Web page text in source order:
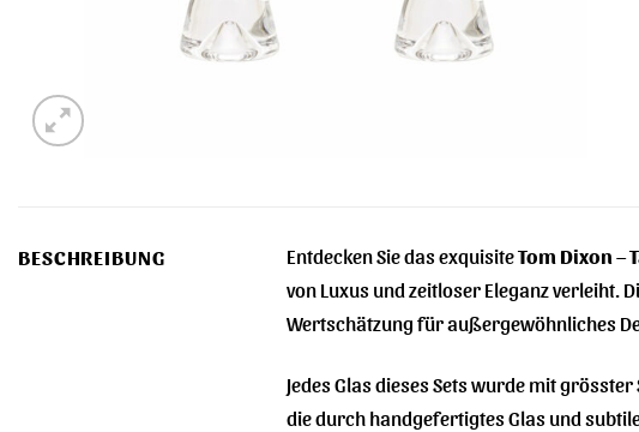
BESCHREIBUNG Entdecken Sie das exquisiteTom Dixon –
von Luxus und zeitloser Eleganz verleiht.
Wertschätzung für außergewöhnliches
Jedes Glas dieses Sets wurde mit
die durch handgefertigtes Glas und